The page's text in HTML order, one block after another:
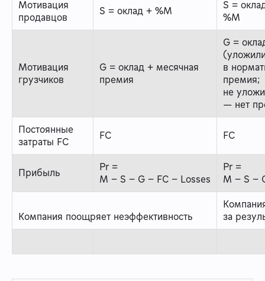
Мотивация
продавцов
S = оклад + %М
S =
%М
Мотивация
грузчиков
G = оклад + месячная
премия
G =
в
премия;
не
— нет
Постоянные
затраты FC
FC FC
Прибыль
Pr =
M − S − G − FC − Losses
Pr =
M − S −
Компания поощряет неэффективность
за